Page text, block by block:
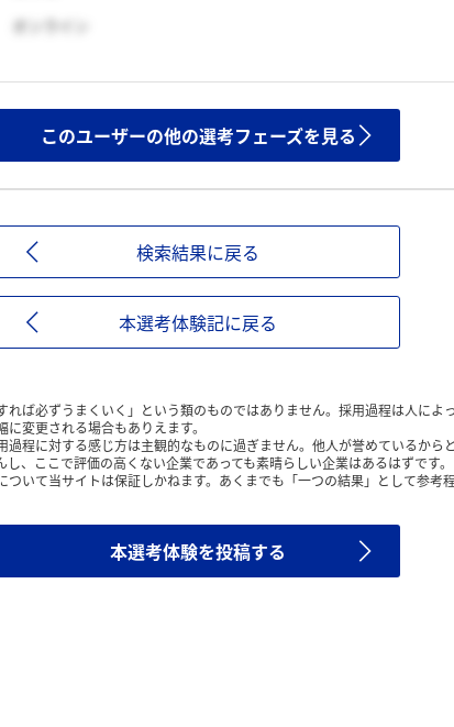
オンライン
このユーザーの他の選考フェーズを見る
検索結果に戻る
本選考体験記に戻る
れば必ずうまくいく」という類のものではありません。採用過程は人によ
変更される場合もありえます。
過程に対する感じ方は主観的なものに過ぎません。他人が誉めているから
、ここで評価の高くない企業であっても素晴らしい企業はあるはずです。
いて当サイトは保証しかねます。あくまでも「一つの結果」として参考
本選考体験を投稿する